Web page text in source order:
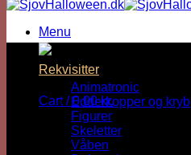
Menu
Dage til Halloween :
Cart /0,00kr.
Rekvisitter
Animatronic
Edderkopper og kryb
Figurer
Skeletter
Våben